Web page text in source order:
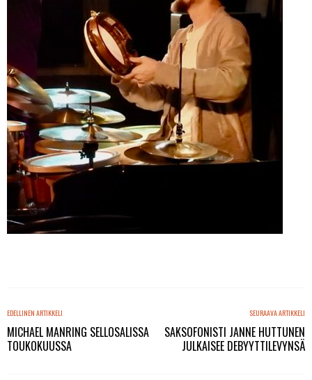
EDELLINEN ARTIKKELI
MICHAEL MANRING SELLOSALISSA
TOUKOKUUSSA
SEURAAVA ARTIKKELI
SAKSOFONISTI JANNE HUTTUNEN
JULKAISEE DEBYYTTILEVYNSÄ